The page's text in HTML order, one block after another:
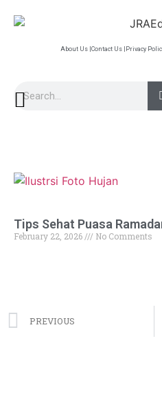
About Us | Contact Us | Privacy
Tips Sehat Puasa
February 22, 2026 No Comments
PREVIOUS